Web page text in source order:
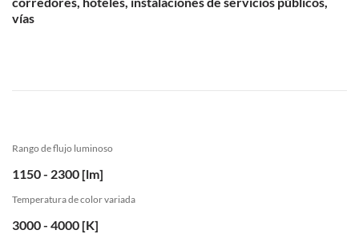
vías
Rango de flujo luminoso
1150 - 2300 [lm]
Temperatura de color variada
3000 - 4000 [K]